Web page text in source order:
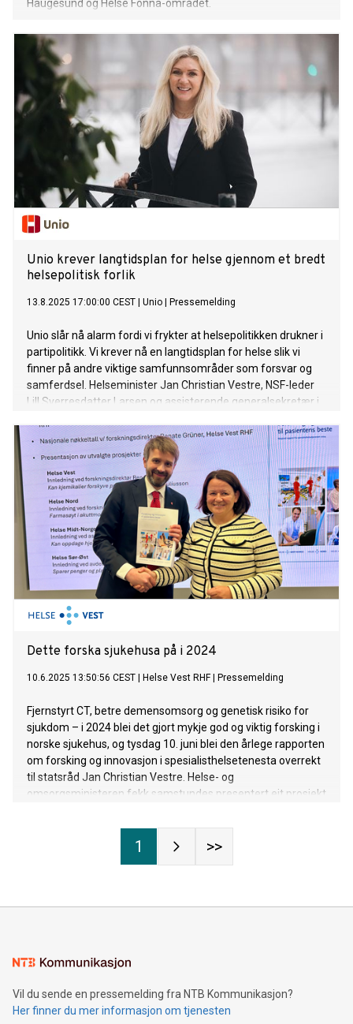
Haugesund og Helse Fonna-området.
Unio krever langtidsplan for helse gjennom et bredt
helsepolitisk forlik
13.8.2025 17:00:00 CEST Unio Pressemelding
Unio slår nå alarm fordi vi frykter at helsepolitikken drukner i
partipolitikk. Vi krever nå en langtidsplan for helse slik vi
finner på andre viktige samfunnsområder som forsvar og
samferdsel. Helseminister Jan Christian Vestre, NSF-leder
Lill Sverresdatter Larsen og assisterende generalsekretær i
Unio sitt arrangement i Arendalsuken hvor kravene til
langtidsplan ble lansert av Unios nestleder, Cecilie Woll
Johansen.
Dette forska sjukehusa på i 2024
10.6.2025 13:50:56 CEST Helse Vest RHF| Pressemelding
Fjernstyrt CT, betre demensomsorg og genetisk risiko for
sjukdom – i 2024 blei det gjort mykje god og viktig forsking i
norske sjukehus, og tysdag 10. juni blei den årlege rapporten
om forsking og innovasjon i spesialisthelsetenesta overrekt
til statsråd Jan Christian Vestre. Helse- og
omsorgsministeren fekk samstundes presentert eit prosjekt
innovasjonsarbeidet i sjukehusa.
1 >>
Vil du sende en pressemelding fra NTB Kommunikasjon?
Her finner du mer informasjon om tjenesten